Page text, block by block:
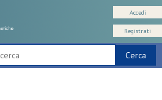
Cerca
Accedi
Registrati